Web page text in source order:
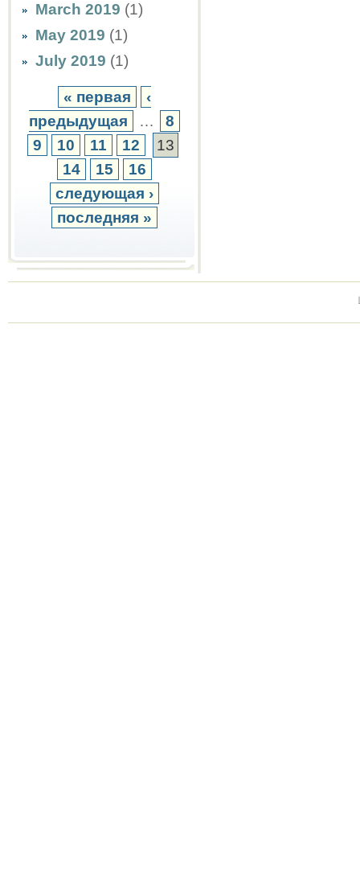
March 2019 (1)
May 2019 (1)
July 2019 (1)
« первая
‹
предыдущая
…
8
9
10 11 12
13
14
15
16
следующая ›
последняя »